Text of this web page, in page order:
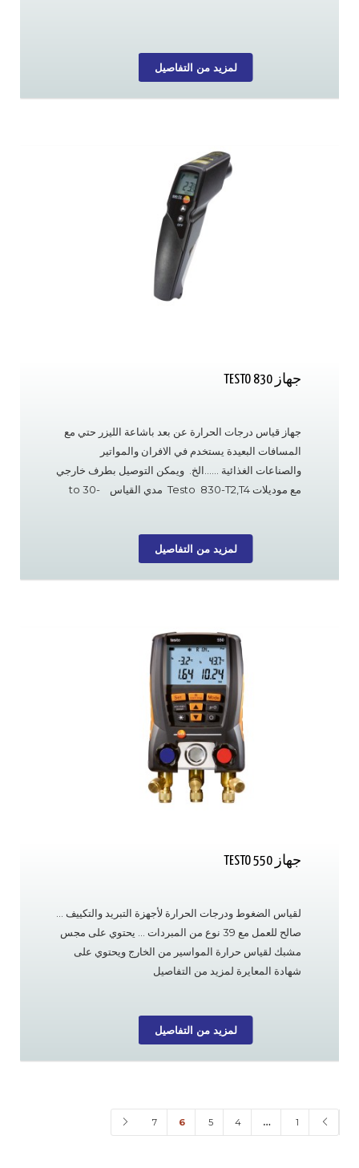
لمزيد من التفاصيل
جهاز TESTO 830
جهاز قياس درجات الحرارة عن بعد باشاعة الليزر حتي مع
المسافات البعيدة يستخدم في الافران والمواتير
والصناعات الغذائية ……الخ. ويمكن التوصيل بطرف خارجي
مع موديلات Testo 830-T2,T4 مدي القياس -30 to
لمزيد من التفاصيل
جهاز TESTO 550
لقياس الضغوط ودرجات الحرارة لأجهزة التبريد والتكييف …
صالح للعمل مع 39 نوع من المبردات … يحتوي على مجس
مشبك لقياس حرارة المواسير من الخارج ويحتوي على
شهادة المعايرة لمزيد من التفاصيل
لمزيد من التفاصيل
1
…
4
5
6
7